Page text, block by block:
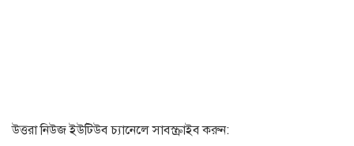
উত্তরা নিউজ ইউটিউব চ্যানেলে সাবস্ক্রাইব করুন: